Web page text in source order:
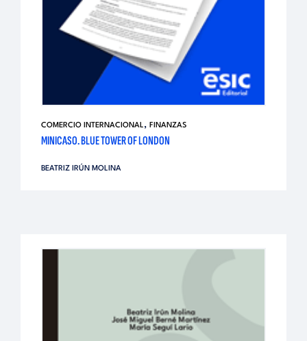
COMERCIO INTERNACIONAL, FINANZAS
MINICASO. BLUE TOWER OF LONDON
BEATRIZ IRÚN MOLINA